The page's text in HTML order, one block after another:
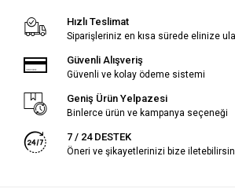
Hızlı Teslimat
Siparişleriniz en kısa sürede elinize
Güvenli Alışveriş
Güvenli ve kolay ödeme sistemi
Geniş Ürün Yelpazesi
Binlerce ürün ve kampanya seçeneği
7 / 24 DESTEK
Öneri ve şikayetlerinizi bize